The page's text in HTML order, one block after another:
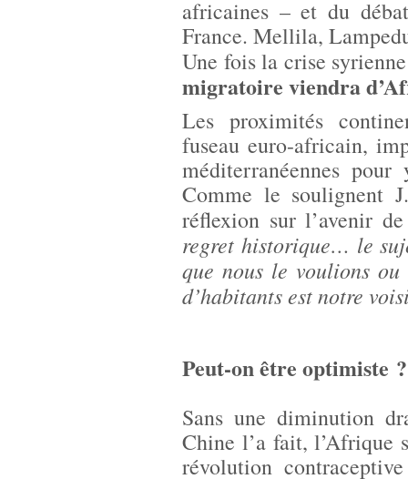
africaines – et du
France. Mellila,
Une fois la crise
migratoire viendra
Les proximités
fuseau euro-africain,
méditerranéennes
Comme le soulignent
réflexion sur l’avenir
regret historique… le
que nous le voulions
d’habitants est notre
Peut-on être optimiste ?
Sans une diminution
Chine l’a fait, l’Afrique
révolution